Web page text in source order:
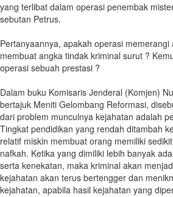
yang terlibat dalam operasi penembak
sebutan Petrus.
Pertanyaannya, apakah operasi
membuat angka tindak kriminal surut ?
operasi sebuah prestasi ?
Dalam buku Komisaris Jenderal (Komjen)
bertajuk Meniti Gelombang Reformasi,
dari problem munculnya kejahatan adalah
Tingkat pendidikan yang rendah ditambah
relatif miskin membuat orang memiliki
nafkah. Ketika yang dimiliki lebih banyak
serta kenekatan, maka kriminal akan
kejahatan akan terus bertengger dan
kejahatan, apabila hasil kejahatan yang